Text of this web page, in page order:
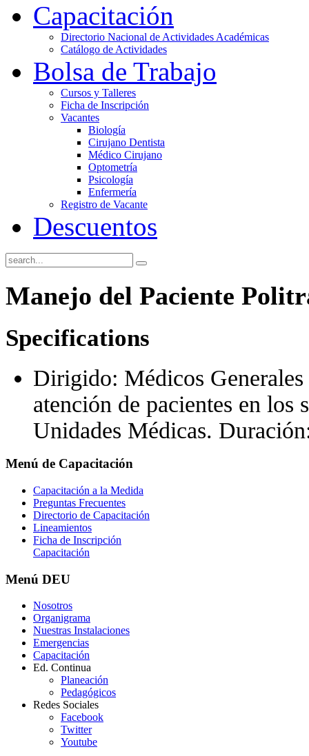
Capacitación
Directorio Nacional de Actividades Académicas
Catálogo de Actividades
Bolsa de Trabajo
Cursos y Talleres
Ficha de Inscripción
Vacantes
Biología
Cirujano Dentista
Médico Cirujano
Optometría
Psicología
Enfermería
Registro de Vacante
Descuentos
Manejo del Paciente
Specifications
Dirigido: Médicos
atención de pacientes en los
Unidades Médicas.
Menú de Capacitación
Capacitación a la Medida
Preguntas Frecuentes
Directorio de Capacitación
Lineamientos
Ficha de Inscripción
Capacitación
Menú DEU
Nosotros
Organigrama
Nuestras Instalaciones
Emergencias
Capacitación
Ed. Continua
Planeación
Pedagógicos
Redes Sociales
Facebook
Twitter
Youtube